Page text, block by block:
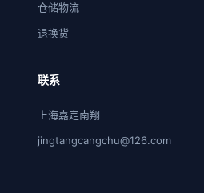
仓储物流
退换货
联系
上海嘉定南翔
jingtangcangchu@126.com